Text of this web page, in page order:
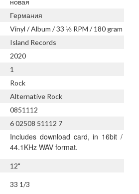
новая
Германия
Vinyl / Album / 33 ⅓ RPM / 180 gram
Island Records
2020
1
Rock
Alternative Rock
0851112
6 02508 51112 7
Includes download card, in 16bit /
44.1KHz WAV format.
12"
33 1/3